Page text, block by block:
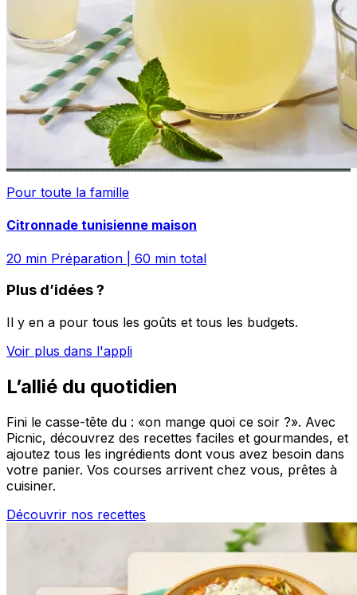
Pour toute la famille
Citronnade tunisienne maison
20 min Préparation 60 min total
Plus d’idées ?
Il y en a pour tous les goûts et tous les budgets.
Voir plus dans l'appli
L’allié du quotidien
Fini le casse-tête du : «on mange quoi ce soir ?». Avec
Picnic, découvrez des recettes faciles et gourmandes, et
ajoutez tous les ingrédients dont vous avez besoin dans
votre panier. Vos courses arrivent chez vous, prêtes à
cuisiner.
Découvrir nos recettes